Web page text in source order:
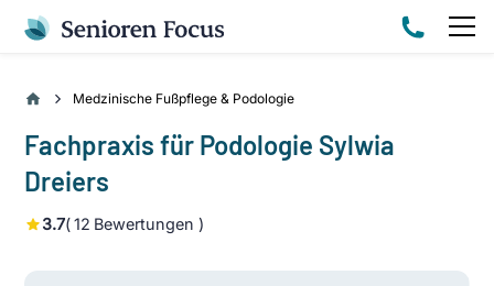
Medzinische Fußpflege & Podologie
Fachpraxis für Podologie Sylwia
Dreiers
3.7(12 Bewertungen )